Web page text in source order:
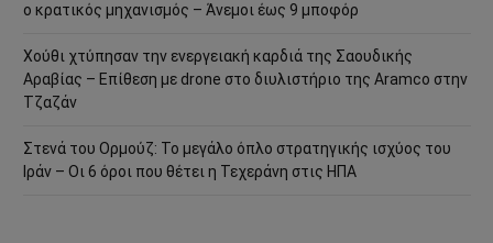
ο κρατικός μηχανισμός – Άνεμοι έως 9 μποφόρ
Χούθι χτύπησαν την ενεργειακή καρδιά της Σαουδικής
Αραβίας – Επίθεση με drone στο διυλιστήριο της Aramco στην
Τζαζάν
Στενά του Ορμούζ: Το μεγάλο όπλο στρατηγικής ισχύος του
Ιράν – Οι 6 όροι που θέτει η Τεχεράνη στις ΗΠΑ